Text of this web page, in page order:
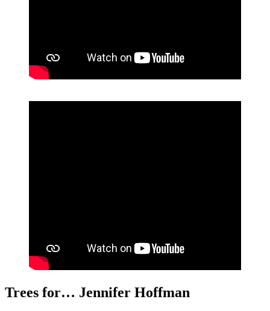
Trees for… Jennifer Hoffman